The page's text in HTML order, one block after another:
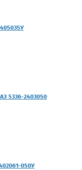
5336-2403050
050У